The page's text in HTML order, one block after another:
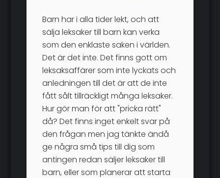
Barn har i alla tider lekt, och att
sälja leksaker till barn kan verka
som den enklaste saken i världen.
Det är det inte. Det finns gott om
leksaksaffärer som inte lyckats och
anledningen till det är att de inte
fått sålt tillräckligt många leksaker.
Hur gör man för att "pricka rätt"
då? Det finns inget enkelt svar på
den frågan men jag tänkte ändå
ge några små tips till dig som
antingen redan säljer leksaker till
barn, eller som planerar att starta